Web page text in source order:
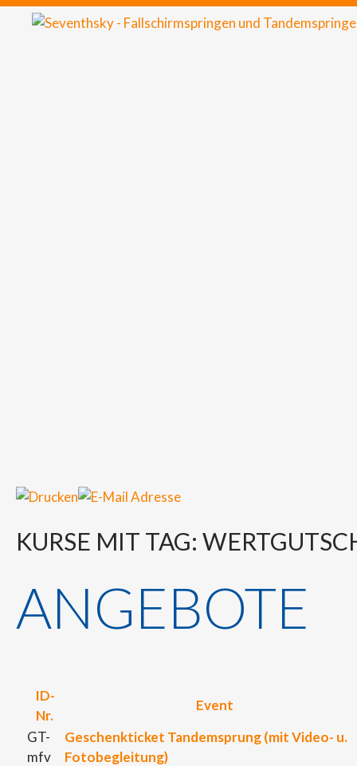
KURSE MIT TAG:
ANGEBOTE
ID-
Nr.
Event
GT-
mfv
Geschenkticket Tandemsprung (mit Video- u.
Fotobegleitung)